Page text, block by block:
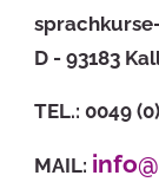
D - 93183
TEL.: 0049
MAIL: